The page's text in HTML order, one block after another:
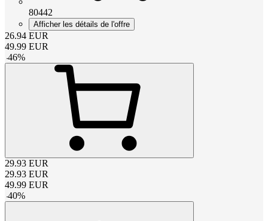
80442
Afficher les détails de l'offre
26.94 EUR
49.99 EUR
-46%
29.93 EUR
29.93 EUR
49.99 EUR
-40%